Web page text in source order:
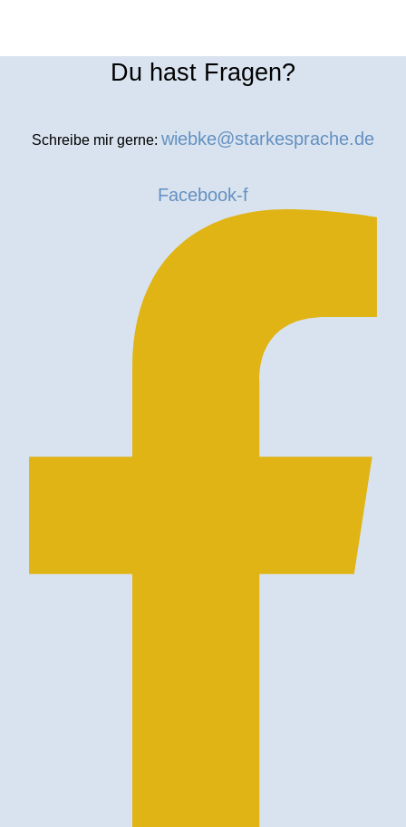
Du hast Fragen?
Schreibe mir gerne: wiebke@starkesprache.de
Facebook-f